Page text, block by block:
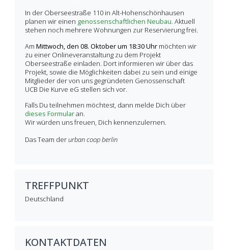
In der Oberseestraße 110 in Alt-Hohenschönhausen
planen wir einen genossenschaftlichen Neubau. Aktuell
stehen noch mehrere Wohnungen zur Reservierung frei.
Am Mittwoch, den 08. Oktober um 18:30 Uhr möchten wir
zu einer Onlineveranstaltung zu dem Projekt
Oberseestraße einladen. Dort informieren wir über das
Projekt, sowie die Möglichkeiten dabei zu sein und einige
Mitglieder der von uns gegründeten Genossenschaft
UCB Die Kurve eG stellen sich vor.
Falls Du teilnehmen möchtest, dann melde Dich über
dieses Formularan.
Wir würden uns freuen, Dich kennenzulernen.
Das Team derurban coop berlin
TREFFPUNKT
Deutschland
KONTAKTDATEN